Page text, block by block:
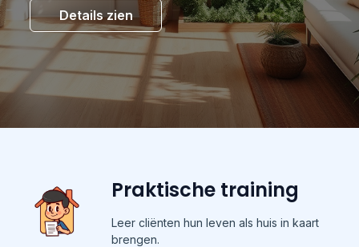
Details zien
Praktische training
Leer cliënten hun leven als huis in kaart
brengen.